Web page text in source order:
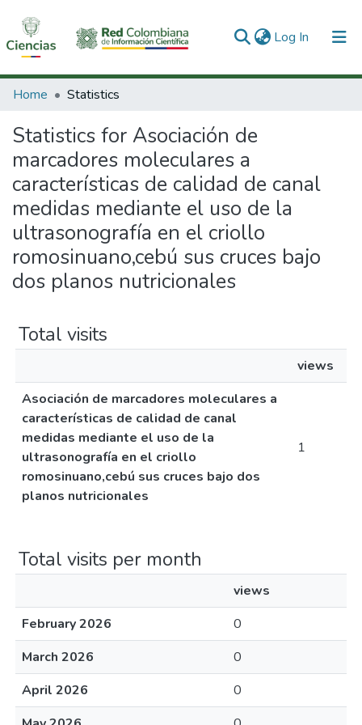
Log In (current)
Communities & Collections
All of DSpace
Home Statistics
Statistics for Asociación de
marcadores moleculares a
características de calidad de canal
medidas mediante el uso de la
ultrasonografía en el criollo
romosinuano,cebú sus cruces bajo
dos planos nutricionales
Total visits
views
Asociación de marcadores moleculares a
características de calidad de canal
medidas mediante el uso de la
ultrasonografía en el criollo
romosinuano,cebú sus cruces bajo dos
planos nutricionales
1
Total visits per month
views
February 2026
0
March 2026
0
April 2026
0